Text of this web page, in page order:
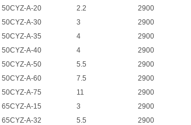
A-20
2.2 2900
A-30
3 2900
A-35
4 2900
A-40
4 2900
A-50
5.5 2900
A-60
7.5 2900
A-75
11 2900
A-15
3 2900
A-32
5.5 2900